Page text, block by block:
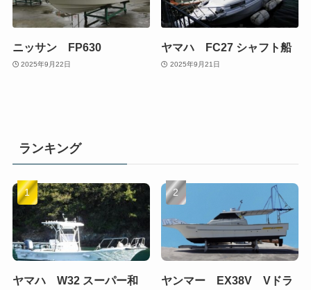
ニッサン FP630
2025年9月22日
ヤマハ FC27 シャフト船
2025年9月21日
ランキング
ヤマハ W32 スーパー和 ヤンマー EX38V Vドラ